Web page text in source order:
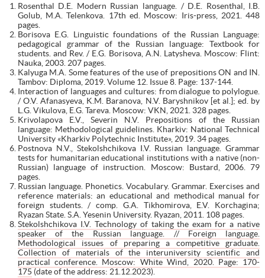
Rosenthal D.E. Modern Russian language. / D.E. Rosenthal, I.B.
Golub, M.A. Telenkova. 17th ed. Moscow: Iris-press, 2021. 448
pages.
Borisova E.G. Linguistic foundations of the Russian Language:
pedagogical grammar of the Russian language: Textbook for
students. and Rev. / E.G. Borisova, A.N. Latysheva. Moscow: Flint:
Nauka, 2003. 207 pages.
Kalyuga M.A. Some features of the use of prepositions ON and IN.
Tambov: Diploma, 2019. Volume 12. Issue 8. Page: 137-144.
Interaction of languages and cultures: from dialogue to polylogue.
/ O.V. Afanasyeva, K.M. Baranova, N.V. Baryshnikov [et al.]; ed. by
L.G. Vikulova, E.G. Tareva. Moscow: VKN, 2021. 328 pages.
Krivolapova E.V., Severin N.V. Prepositions of the Russian
language: Methodological guidelines. Kharkiv: National Technical
University «Kharkiv Polytechnic Institute», 2019. 34 pages.
Postnova N.V., Stekolshchikova I.V. Russian language. Grammar
tests for humanitarian educational institutions with a native (non-
Russian) language of instruction. Moscow: Bustard, 2006. 79
pages.
Russian language. Phonetics. Vocabulary. Grammar. Exercises and
reference materials: an educational and methodical manual for
foreign students. / comp. G.A. Tikhomirova, E.V. Korchagina;
Ryazan State. S.A. Yesenin University. Ryazan, 2011. 108 pages.
Stekolshchikova I.V. Technology of taking the exam for a native
speaker of the Russian language. // Foreign language.
Methodological issues of preparing a competitive graduate.
Collection of materials of the interuniversity scientific and
practical conference. Moscow: White Wind, 2020. Page: 170-
175 (date of the address: 21.12.2023).